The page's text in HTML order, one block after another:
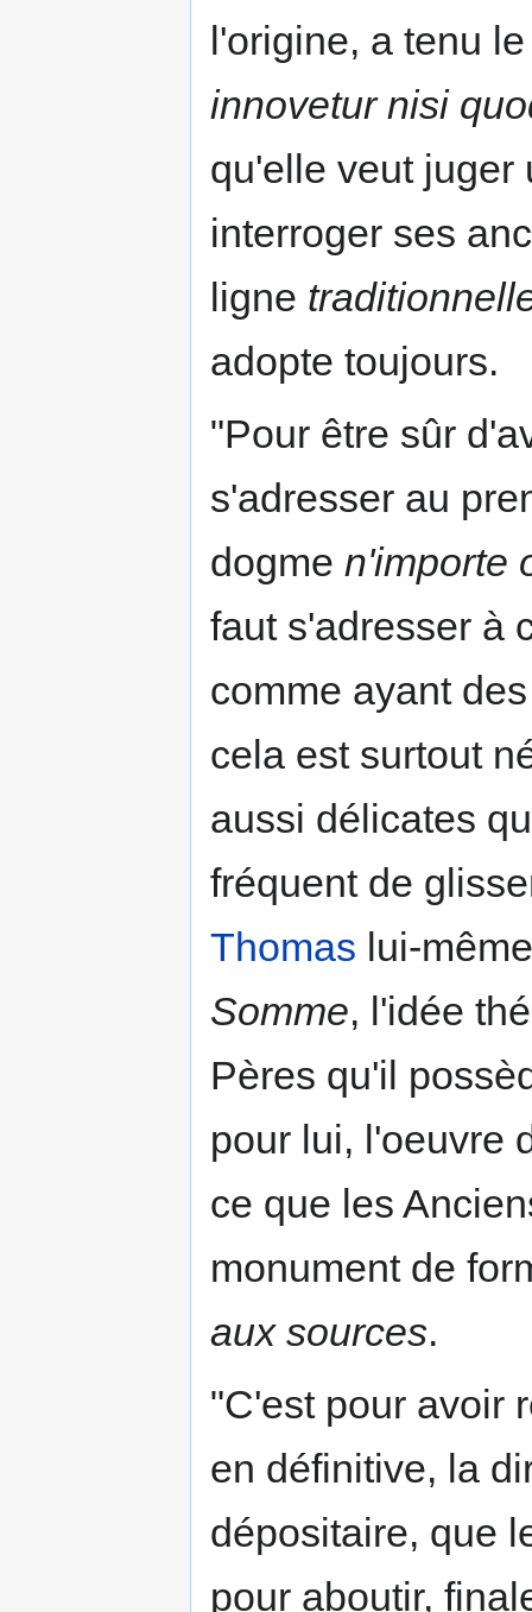
l'origine, a tenu
innovetur nisi
qu'elle veut juger
interroger ses
ligne
adopte toujours.
"Pour être sûr
s'adresser au
dogme n'importe
faut s'adresser à
comme ayant
cela est surtout
aussi délicates
fréquent de
Thomas lui-
Somme, l'idée
Pères qu'il
pour lui, l'oeuvre
ce que les
monument de
aux sources.
"C'est pour avoir
en définitive, la
dépositaire, que
pour aboutir,